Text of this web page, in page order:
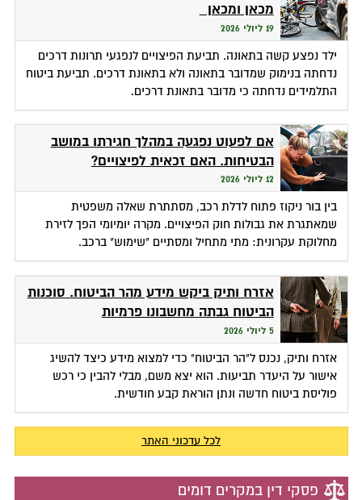
מכאן ומכאן
19 ליולי 2026
ילד נפצע קשה בתאונה. תביעת הפיצויים לנפגעי תרונות דרכים
נדחתה בנימוק שמדובר בתאונה ולא בתאונת דרכים. תביעת ביטוח
התלמידים נדחתה כי מדובר בתאונת דרכים.
אם לפעוט נפגעה במהלך חגירתו במושב
הבטיחות. האם זכאית לפיצויים?
12 ליולי 2026
בין בור ניקוז פתוח לדלת רכב, מסתתרת שאלה משפטית
שמאתגרת את גבולות חוק הפיצויים. מקרה יומיומי הפך לזירת
מחלוקת עקרונית: מתי מתחיל ומסתיים "שימוש" ברכב.
אזרח ותיק ביקש מידע מהר הביטוח. סוכנות
הביטוח גבתה מחשבונו פרמיות
5 ליולי 2026
אזרח ותיק, נכנס ל"הר הביטוח" כדי למצוא מידע כיצד להשיג
אישור על היעדר תביעות. הוא יצא משם, מבלי להבין כי רכש
פוליסת ביטוח חדשה ונתן הוראת קבע חודשית.
לכל עדכוני האתר
פסקי דין במקרים דומים